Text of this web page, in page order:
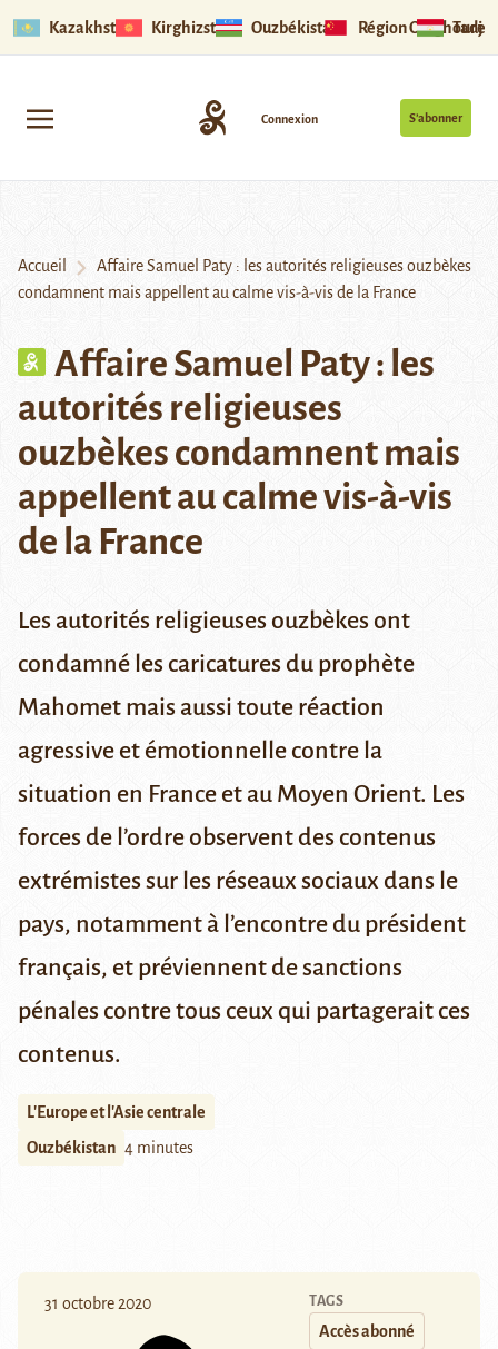
Kazakhstan Kirghizstan Ouzbékistan Région Ouïghoure
S’abonner
Connexion
Accueil
Affaire Samuel Paty : les autorités religieuses ouzbèkes
condamnent mais appellent au calme vis-à-vis de la France
Affaire Samuel Paty : les
autorités religieuses
ouzbèkes condamnent mais
appellent au calme vis-à-vis
de la France
Les autorités religieuses ouzbèkes ont
condamné les caricatures du prophète
Mahomet mais aussi toute réaction
agressive et émotionnelle contre la
situation en France et au Moyen Orient. Les
forces de l’ordre observent des contenus
extrémistes sur les réseaux sociaux dans le
pays, notamment à l’encontre du président
français, et préviennent de sanctions
pénales contre tous ceux qui partagerait ces
contenus.
L'Europe et l'Asie centrale
Ouzbékistan 4 minutes
31 octobre 2020 TAGS
Accès abonné